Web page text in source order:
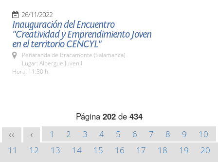
26/11/2022
Inauguración del Encuentro
"Creatividad y Emprendimiento Joven
en el territorio CENCYL"
Peñaranda de Bracamonte (Salamanca)
Lugar: Albergue Juvenil
Hora: 11:30 h.
Página 202de 434
<< < 1 2 3 4 5 6 7 8 9
10
11
12 13 14 15 16 17 18 19
20